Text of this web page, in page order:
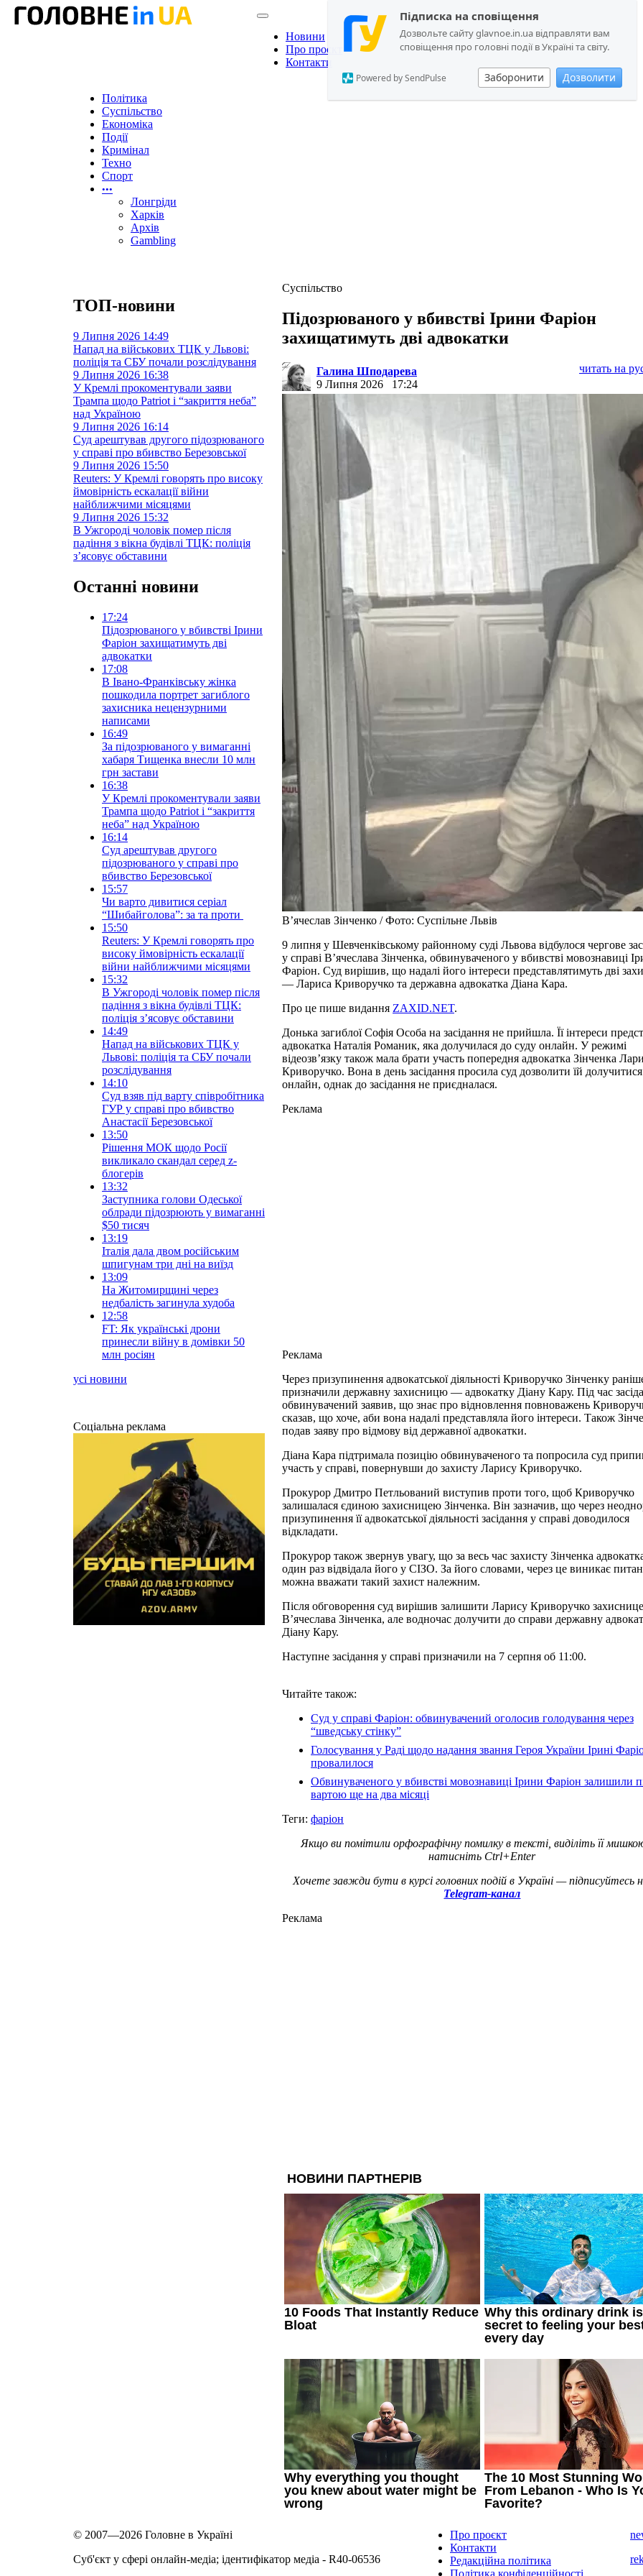
Підписка на сповіщення
Дозвольте сайту glavnoe.in.ua відправляти вам
сповіщення про головні події в Україні та світу.
Заборонити Дозволити
Powered by SendPulse
Новини
Про проєкт
Контакти
Політика
Суспільство
Економіка
Події
Кримінал
Техно
Спорт
•••
Лонгріди
Харків
Архів
Gambling
Суспільство
Підозрюваного у вбивстві Ірини Фаріон
захищатимуть дві адвокатки
Галина Шподарева
9 Липня 2026
17:24
читать на
В’ячеслав Зінченко / Фото: Суспільне Львів
9 липня у Шевченківському районному суді Львова відбулося чергове
у справі В’ячеслава Зінченка, обвинуваченого у вбивстві мовознавиці
Фаріон. Суд вирішив, що надалі його інтереси представлятимуть дві
— Лариса Криворучко та державна адвокатка Діана Кара.
Про це пише видання ZAXID.NET.
Донька загиблої Софія Особа на засідання не прийшла. Її інтереси
адвокатка Наталія Романик, яка долучилася до суду онлайн. У режимі
відеозв’язку також мала брати участь попередня адвокатка Зінченка
Криворучко. Вона в день засідання просила суд дозволити їй долучитися
онлайн, однак до засідання не приєдналася.
Реклама
Реклама
Через призупинення адвокатської діяльності Криворучко Зінченку
призначили державну захисницю — адвокатку Діану Кару. Під час
обвинувачений заявив, що знає про відновлення повноважень
сказав, що хоче, аби вона надалі представляла його інтереси. Також
подав заяву про відмову від державної адвокатки.
Діана Кара підтримала позицію обвинуваченого та попросила суд
участь у справі, повернувши до захисту Ларису Криворучко.
Прокурор Дмитро Петльований виступив проти того, щоб Криворучко
залишалася єдиною захисницею Зінченка. Він зазначив, що через
призупинення її адвокатської діяльності засідання у справі доводилося
відкладати.
Прокурор також звернув увагу, що за весь час захисту Зінченка
один раз відвідала його у СІЗО. За його словами, через це виникає
можна вважати такий захист належним.
Після обговорення суд вирішив залишити Ларису Криворучко
В’ячеслава Зінченка, але водночас долучити до справи державну
Діану Кару.
Наступне засідання у справі призначили на 7 серпня об 11:00.
Читайте також:
Суд у справі Фаріон: обвинувачений оголосив голодування через
“шведську стінку”
Голосування у Раді щодо надання звання Героя України Ірині
провалилося
Обвинуваченого у вбивстві мовознавиці Ірини Фаріон залишили
вартою ще на два місяці
Теги: фаріон
Якщо ви помітили орфографічну помилку в тексті, виділіть її
натисніть Ctrl+Enter
Хочете завжди бути в курсі головних подій в Україні — підписуйтесь
Telegram-канал
Реклама
ТОП-новини
9 Липня 2026 14:49
Напад на військових ТЦК у Львові:
поліція та СБУ почали розслідування
9 Липня 2026 16:38
У Кремлі прокоментували заяви
Трампа щодо Patriot і “закриття неба”
над Україною
9 Липня 2026 16:14
Суд арештував другого підозрюваного
у справі про вбивство Березовської
9 Липня 2026 15:50
Reuters: У Кремлі говорять про високу
ймовірність ескалації війни
найближчими місяцями
9 Липня 2026 15:32
В Ужгороді чоловік помер після
падіння з вікна будівлі ТЦК: поліція
з’ясовує обставини
Останні новини
17:24
Підозрюваного у вбивстві Ірини
Фаріон захищатимуть дві
адвокатки
17:08
В Івано-Франківську жінка
пошкодила портрет загиблого
захисника нецензурними
написами
16:49
За підозрюваного у вимаганні
хабаря Тищенка внесли 10 млн
грн застави
16:38
У Кремлі прокоментували заяви
Трампа щодо Patriot і “закриття
неба” над Україною
16:14
Суд арештував другого
підозрюваного у справі про
вбивство Березовської
15:57
Чи варто дивитися серіал
“Шибайголова”: за та проти
15:50
Reuters: У Кремлі говорять про
високу ймовірність ескалації
війни найближчими місяцями
15:32
В Ужгороді чоловік помер після
падіння з вікна будівлі ТЦК:
поліція з’ясовує обставини
14:49
Напад на військових ТЦК у
Львові: поліція та СБУ почали
розслідування
14:10
Суд взяв під варту співробітника
ГУР у справі про вбивство
Анастасії Березовської
13:50
Рішення МОК щодо Росії
викликало скандал серед z-
блогерів
13:32
Заступника голови Одеської
облради підозрюють у вимаганні
$50 тисяч
13:19
Італія дала двом російським
шпигунам три дні на виїзд
13:09
На Житомирщині через
недбалість загинула худоба
12:58
FT: Як українські дрони
принесли війну в домівки 50
млн росіян
усі новини
Соціальна реклама
© 2007—2026 Головне в Україні
Cуб'єкт у сфері онлайн-медіа; ідентифікатор медіа - R40-06536
Про проєкт
Контакти
Редакційна політика
Політика конфіденційності